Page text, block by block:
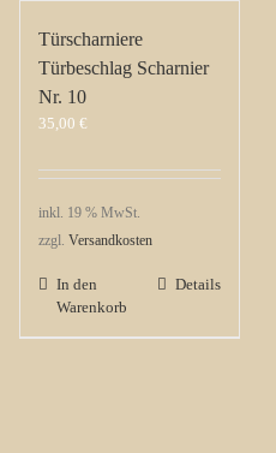
Türscharniere
Türbeschlag Scharnier
Nr. 10
35,00 €
inkl. 19 % MwSt.
zzgl. Versandkosten
In den
Warenkorb
Details